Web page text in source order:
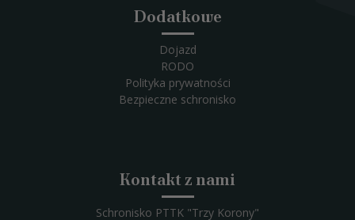
Dodatkowe
Dojazd
RODO
Polityka prywatności
Bezpieczne schronisko
Kontakt z nami
Schronisko PTTK "Trzy Korony"